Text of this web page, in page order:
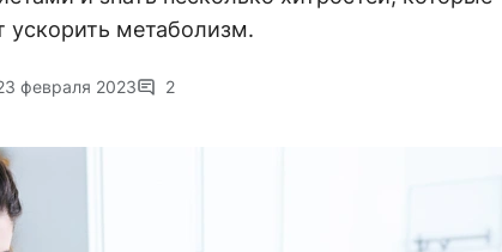
ускорить метаболизм.
февраля 2023 2